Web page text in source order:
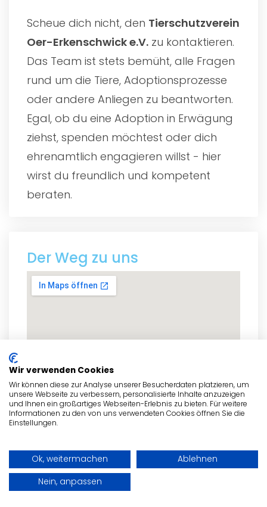
Scheue dich nicht, den Tierschutzverein
Oer-Erkenschwick e.V. zu kontaktieren.
Das Team ist stets bemüht, alle Fragen
rund um die Tiere, Adoptionsprozesse
oder andere Anliegen zu beantworten.
Egal, ob du eine Adoption in Erwägung
ziehst, spenden möchtest oder dich
ehrenamtlich engagieren willst - hier
wirst du freundlich und kompetent
beraten.
Der Weg zu uns
zum Routenplaner
Wir verwenden Cookies
Wir können diese zur Analyse unserer Besucherdaten platzieren, um
unsere Webseite zu verbessern, personalisierte Inhalte anzuzeigen
und Ihnen ein großartiges Webseiten-Erlebnis zu bieten. Für weitere
Informationen zu den von uns verwendeten Cookies öffnen Sie die
Einstellungen.
Ok, weitermachen
Ablehnen
Nein, anpassen